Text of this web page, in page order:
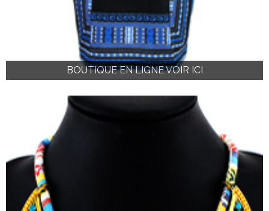
BOUTIQUE EN LIGNE VOIR ICI